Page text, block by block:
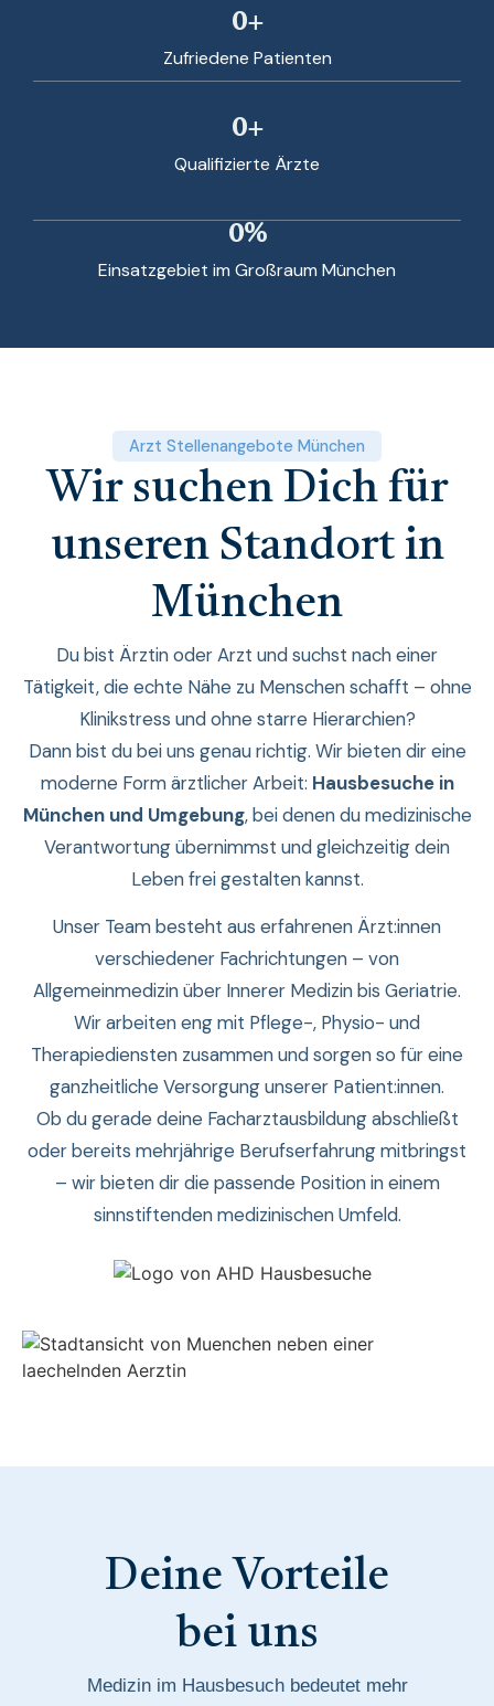
Qualifizierte Ärzte
0+
Zufriedene Patienten
0+
Einsatzgebiet im Großraum München
0%
Arzt Stellenangebote München
Wir suchen Dich für
unseren Standort in
München
Du bist Ärztin oder Arzt und suchst nach einer
Tätigkeit, die echte Nähe zu Menschen schafft – ohne
Klinikstress und ohne starre Hierarchien?
Dann bist du bei uns genau richtig. Wir bieten dir eine
moderne Form ärztlicher Arbeit: Hausbesuche in
München und Umgebung, bei denen du medizinische
Verantwortung übernimmst und gleichzeitig dein
Leben frei gestalten kannst.
Unser Team besteht aus erfahrenen Ärzt:innen
verschiedener Fachrichtungen – von
Allgemeinmedizin über Innerer Medizin bis Geriatrie.
Wir arbeiten eng mit Pflege-, Physio- und
Therapiediensten zusammen und sorgen so für eine
ganzheitliche Versorgung unserer Patient:innen.
Ob du gerade deine Facharztausbildung abschließt
oder bereits mehrjährige Berufserfahrung mitbringst
– wir bieten dir die passende Position in einem
sinnstiftenden medizinischen Umfeld.
Deine Vorteile
bei uns
Medizin im Hausbesuch bedeutet mehr